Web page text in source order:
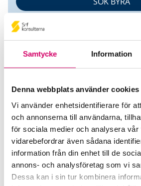
Samtycke Information
Denna webbplats använder cookies
Vi använder enhetsidentifierare för
och annonserna till användarna,
för sociala medier och analysera vår
vidarebefordrar även sådana
information från din enhet till de
annons- och analysföretag som vi
Dessa kan i sin tur kombinera
Bogesund
Srf Auktoriserade
Stefan Davidson
Auktoriserad Redovisningskonsult
Skicka e-post
0321-53 11 90